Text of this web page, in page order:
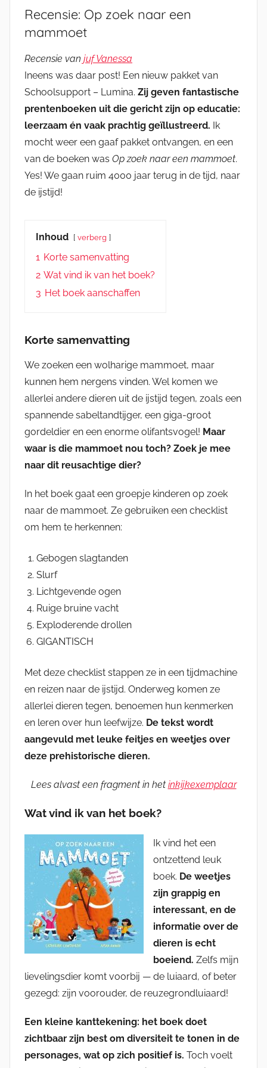
Recensie: Op zoek naar een
mammoet
Recensie van juf Vanessa
Ineens was daar post! Een nieuw pakket van
Schoolsupport – Lumina. Zij geven fantastische
prentenboeken uit die gericht zijn op educatie:
leerzaam én vaak prachtig geïllustreerd. Ik
mocht weer een gaaf pakket ontvangen, en een
van de boeken was Op zoek naar een mammoet.
Yes! We gaan ruim 4000 jaar terug in de tijd, naar
de ijstijd!
Inhoud verberg
1 Korte samenvatting
2 Wat vind ik van het boek?
3 Het boek aanschaffen
Korte samenvatting
We zoeken een wolharige mammoet, maar
kunnen hem nergens vinden. Wel komen we
allerlei andere dieren uit de ijstijd tegen, zoals een
spannende sabeltandtijger, een giga-groot
gordeldier en een enorme olifantsvogel! Maar
waar is die mammoet nou toch? Zoek je mee
naar dit reusachtige dier?
In het boek gaat een groepje kinderen op zoek
naar de mammoet. Ze gebruiken een checklist
om hem te herkennen:
Gebogen slagtanden
Slurf
Lichtgevende ogen
Ruige bruine vacht
Exploderende drollen
GIGANTISCH
Met deze checklist stappen ze in een tijdmachine
en reizen naar de ijstijd. Onderweg komen ze
allerlei dieren tegen, benoemen hun kenmerken
en leren over hun leefwijze. De tekst wordt
aangevuld met leuke feitjes en weetjes over
deze prehistorische dieren.
Lees alvast een fragment in het inkijkexemplaar
Wat vind ik van het boek?
Ik vind het een
ontzettend leuk
boek. De weetjes
zijn grappig en
interessant, en de
informatie over de
dieren is echt
boeiend. Zelfs mijn
lievelingsdier komt voorbij — de luiaard, of beter
gezegd: zijn voorouder, de reuzegrondluiaard!
Een kleine kanttekening: het boek doet
zichtbaar zijn best om diversiteit te tonen in de
personages, wat op zich positief is. Toch voelt